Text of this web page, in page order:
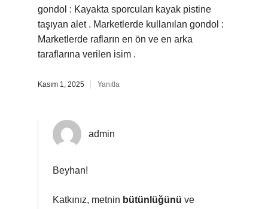
gondol : Kayakta sporcuları kayak pistine
taşıyan alet . Marketlerde kullanılan gondol :
Marketlerde rafların en ön ve en arka
taraflarına verilen isim .
Kasım 1, 2025 Yanıtla
admin
Beyhan!
Katkınız, metnin bütünlüğünü ve